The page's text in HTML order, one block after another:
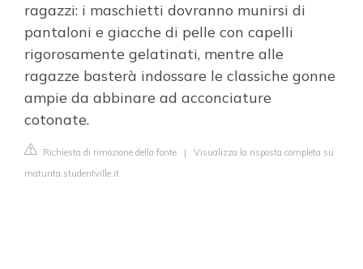
ragazzi: i maschietti dovranno munirsi di
pantaloni e giacche di pelle con capelli
rigorosamente gelatinati, mentre alle
ragazze basterà indossare le classiche gonne
ampie da abbinare ad acconciature
cotonate.
Richiesta di rimozione della fonte | Visualizza la risposta completa su
maturita.studentville.it